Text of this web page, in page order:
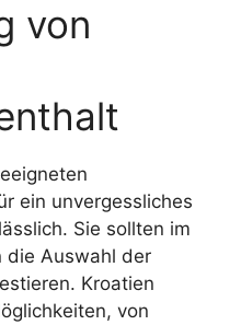
von
ein unvergessliches
Sie sollten im
die Auswahl der
Kroatien
von